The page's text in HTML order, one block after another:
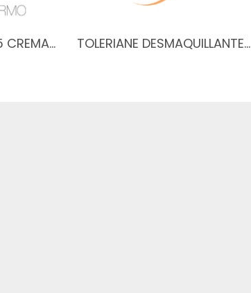
CREMA… TOLERIANE DESMAQUILLANTE…